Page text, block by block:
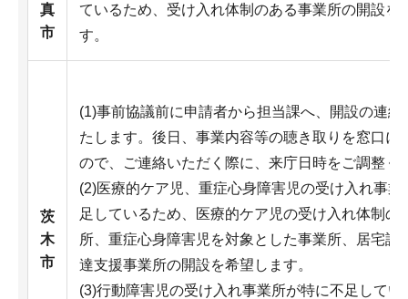
真
市
ているため、受け入れ体制のある事業所の開設を
す。
茨
木
市
(1)事前協議前に申請者から担当課へ、開設の連絡
たします。後日、事業内容等の聴き取りを窓口に
ので、ご連絡いただく際に、来庁日時をご調整く
(2)医療的ケア児、重症心身障害児の受け入れ事業
足しているため、医療的ケア児の受け入れ体制の
所、重症心身障害児を対象とした事業所、居宅訪
達支援事業所の開設を希望します。
(3)行動障害児の受け入れ事業所が特に不足してい